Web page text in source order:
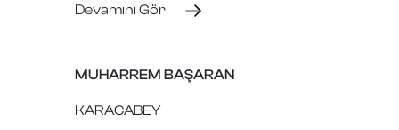
Devamını Gör
MUHARREM BAŞARAN
KARACABEY